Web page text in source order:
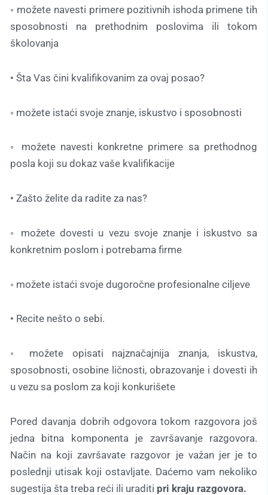
◦ možete navesti primere pozitivnih ishoda primene tih
sposobnosti na prethodnim poslovima ili tokom
školovanja
• Šta Vas čini kvalifikovanim za ovaj posao?
◦ možete istaći svoje znanje, iskustvo i sposobnosti
◦ možete navesti konkretne primere sa prethodnog
posla koji su dokaz vaše kvalifikacije
• Zašto želite da radite za nas?
◦ možete dovesti u vezu svoje znanje i iskustvo sa
konkretnim poslom i potrebama firme
◦ možete istaći svoje dugoročne profesionalne ciljeve
• Recite nešto o sebi.
◦ možete opisati najznačajnija znanja, iskustva,
sposobnosti, osobine ličnosti, obrazovanje i dovesti ih
u vezu sa poslom za koji konkurišete
Pored davanja dobrih odgovora tokom razgovora još
jedna bitna komponenta je završavanje razgovora.
Način na koji završavate razgovor je važan jer je to
poslednji utisak koji ostavljate. Daćemo vam nekoliko
sugestija šta treba reći ili uraditi pri kraju razgovora.